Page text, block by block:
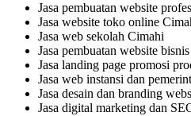
Jasa pembuatan website
Jasa website toko online
Jasa web sekolah Cimahi
Jasa pembuatan website
Jasa landing page promosi
Jasa web instansi dan
Jasa desain dan branding
Jasa digital marketing dan